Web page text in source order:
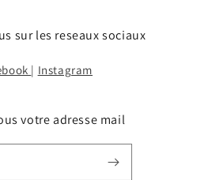
sur les reseaux sociaux
| Instagram
votre adresse mail